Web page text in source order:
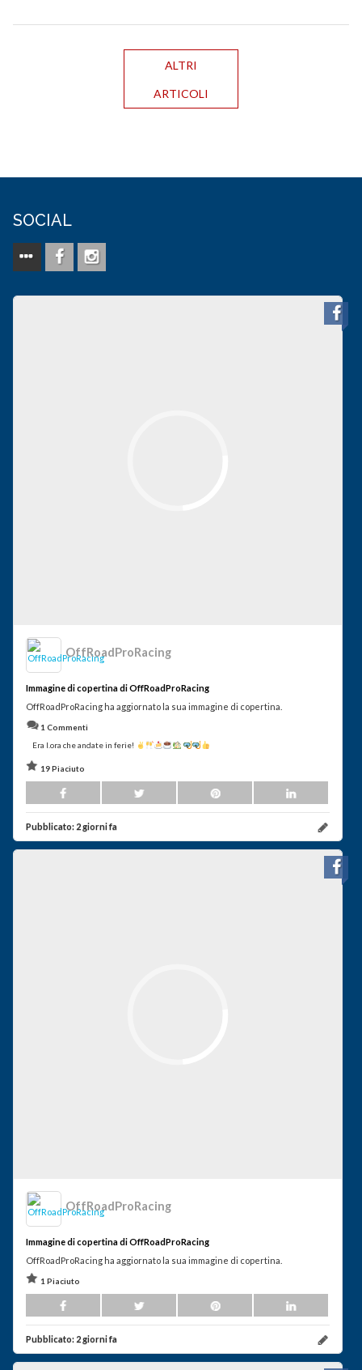
ALTRI
ARTICOLI
SOCIAL
OffRoadProRacing
Immagine di copertina di OffRoadProRacing
OffRoadProRacing ha aggiornato la sua immagine di copertina.
1 Commenti
Era l.ora che andate in ferie!
19 Piaciuto
Pubblicato: 2 giorni fa
OffRoadProRacing
Immagine di copertina di OffRoadProRacing
OffRoadProRacing ha aggiornato la sua immagine di copertina.
1 Piaciuto
Pubblicato: 2 giorni fa